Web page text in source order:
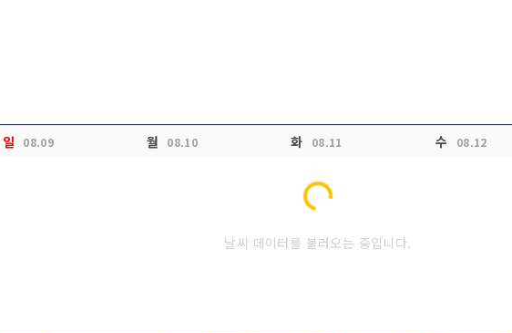
일 08.09 월 08.10 화 08.11 수 08.12
Loading...
날씨 데이터를 불러오는 중입니다.